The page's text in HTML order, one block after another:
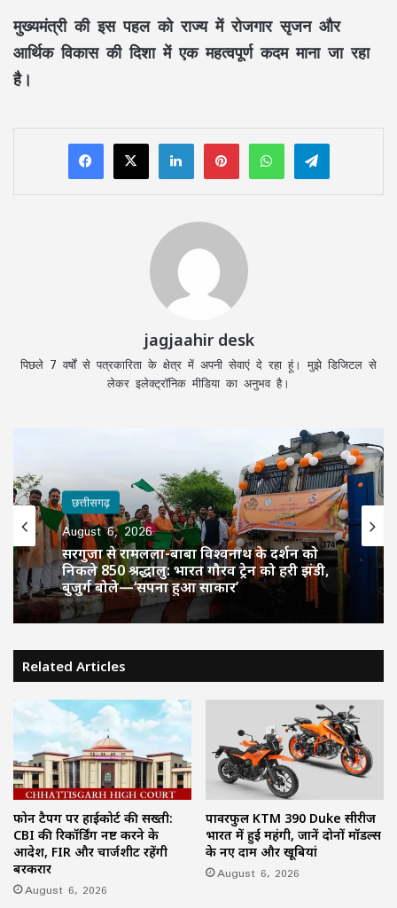
मुख्यमंत्री की इस पहल को राज्य में रोजगार सृजन और
आर्थिक विकास की दिशा में एक महत्वपूर्ण कदम माना जा रहा
है।
LinkedInPinterestWhatsAppTelegram
jagjaahir desk
पिछले 7 वर्षों से पत्रकारिता के क्षेत्र में अपनी सेवाएं दे रहा हूं। मुझे डिजिटल से
लेकर इलेक्ट्रॉनिक मीडिया का अनुभव है।
छत्तीसगढ़
August 6, 2026
सरगुजा से रामलला-बाबा विश्वनाथ के दर्शन को
निकले 850 श्रद्धालु: भारत गौरव ट्रेन को हरी झंडी,
बुजुर्ग बोले—‘सपना हुआ साकार’
Related Articles
फोन टैपिंग पर हाईकोर्ट की सख्ती:
CBI की रिकॉर्डिंग नष्ट करने के
आदेश, FIR और चार्जशीट रहेंगी
बरकरार
August 6, 2026
पावरफुल KTM 390 Duke सीरीज
भारत में हुई महंगी, जानें दोनों मॉडल्स
के नए दाम और खूबियां
August 6, 2026